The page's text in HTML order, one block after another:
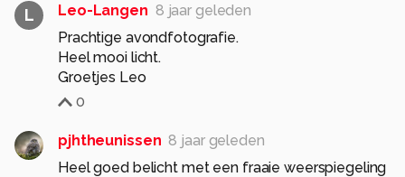
L Leo-Langen 8 jaar geleden
Prachtige avondfotografie.
Heel mooi licht.
Groetjes Leo
0
pjhtheunissen 8 jaar geleden
Heel goed belicht met een fraaie weerspiegeling